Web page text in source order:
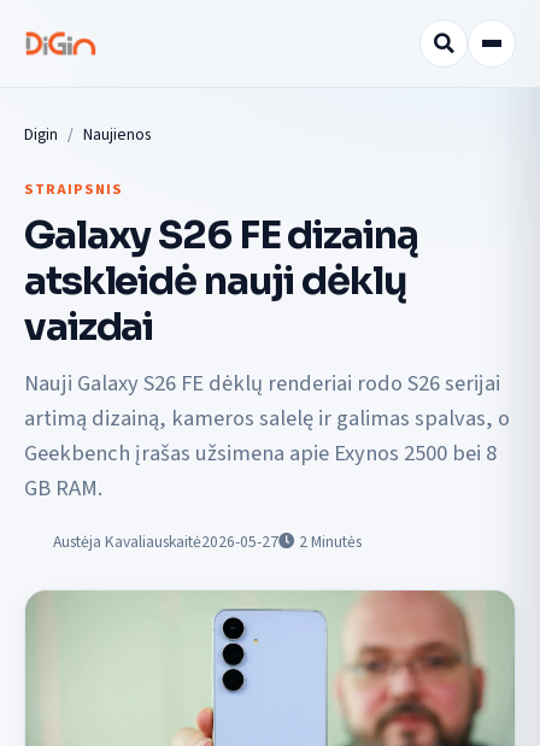
Digin Naujienos
STRAIPSNIS
Galaxy S26 FE dizainą
atskleidė nauji dėklų
vaizdai
Nauji Galaxy S26 FE dėklų renderiai rodo S26 serijai
artimą dizainą, kameros salelę ir galimas spalvas, o
Geekbench įrašas užsimena apie Exynos 2500 bei 8
GB RAM.
Austėja Kavaliauskaitė2026-05-27 2Minutės